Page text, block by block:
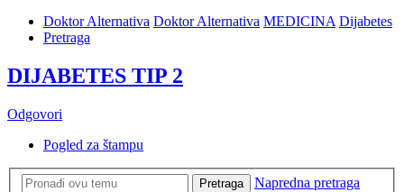
Doktor Alternativa Doktor Alternativa MEDICINA Dijabetes
Pretraga
DIJABETES TIP 2
Odgovori
Pogled za štampu
Pretraga
Napredna pretraga